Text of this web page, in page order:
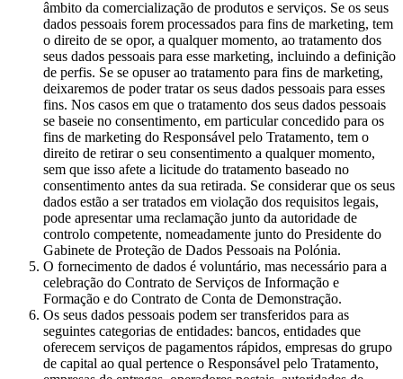
âmbito da comercialização de produtos e serviços. Se os seus
dados pessoais forem processados para fins de marketing, tem
o direito de se opor, a qualquer momento, ao tratamento dos
seus dados pessoais para esse marketing, incluindo a definição
de perfis. Se se opuser ao tratamento para fins de marketing,
deixaremos de poder tratar os seus dados pessoais para esses
fins. Nos casos em que o tratamento dos seus dados pessoais
se baseie no consentimento, em particular concedido para os
fins de marketing do Responsável pelo Tratamento, tem o
direito de retirar o seu consentimento a qualquer momento,
sem que isso afete a licitude do tratamento baseado no
consentimento antes da sua retirada. Se considerar que os seus
dados estão a ser tratados em violação dos requisitos legais,
pode apresentar uma reclamação junto da autoridade de
controlo competente, nomeadamente junto do Presidente do
Gabinete de Proteção de Dados Pessoais na Polónia.
O fornecimento de dados é voluntário, mas necessário para a
celebração do Contrato de Serviços de Informação e
Formação e do Contrato de Conta de Demonstração.
Os seus dados pessoais podem ser transferidos para as
seguintes categorias de entidades: bancos, entidades que
oferecem serviços de pagamentos rápidos, empresas do grupo
de capital ao qual pertence o Responsável pelo Tratamento,